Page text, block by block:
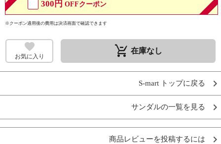
300円 OFFクーポン
※クーポン適用後の費用は決済画面で確認できます
お気に入り remove_shopping_cart 在庫なし
S-mart トップに戻る
サンダルの一覧を見る
商品レビューを投稿するには